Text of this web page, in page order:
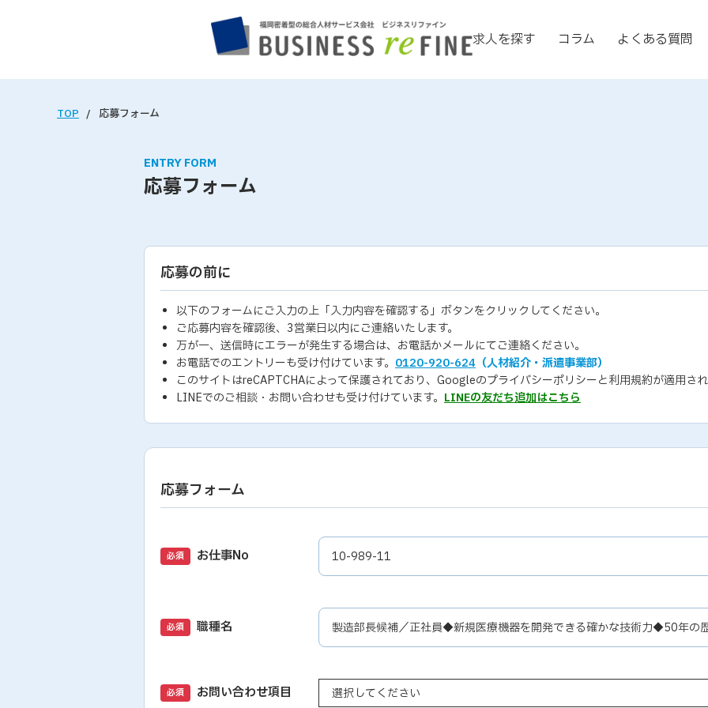
求人を探す コラム よくある質問
TOP 応募フォーム
ENTRY FORM
応募フォーム
応募の前に
以下のフォームにご入力の上「入力内容を確認する」ボタンをクリックしてください。
ご応募内容を確認後、3営業日以内にご連絡いたします。
万が一、送信時にエラーが発生する場合は、お電話かメールにてご連絡ください。
お電話でのエントリーも受け付けています。 0120-920-624 （人材紹介・派遣事業部）
このサイトはreCAPTCHAによって保護されており、Googleのプライバシーポリシーと利用規約が適用さ
LINEでのご相談・お問い合わせも受け付けています。 LINEの友だち追加はこちら
応募フォーム
必須 お仕事No
必須 職種名
必須 お問い合わせ項目